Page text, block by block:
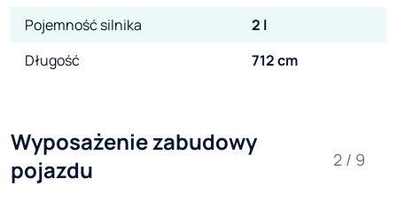
Pojemność silnika
2 l
Długość
712 cm
Wyposażenie zabudowy
pojazdu
2 / 9